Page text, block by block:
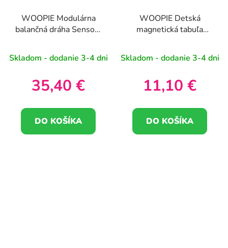
WOOPIE Modulárna
balančná dráha Sensory
Skladom - dodanie 3-4 dni
35,40 €
DO KOŠÍKA
WOOPIE Detská
magnetická tabuľa
Dinosaur
Skladom - dodanie 3-4 dni
11,10 €
DO KOŠÍKA